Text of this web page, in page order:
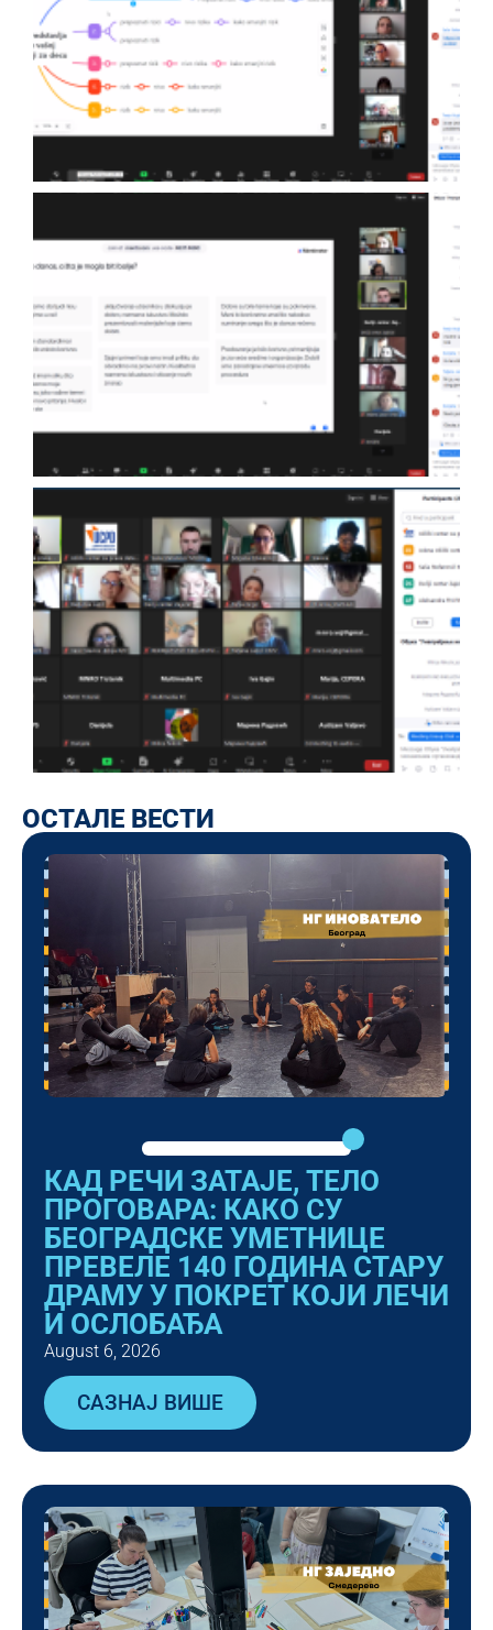
ОСТАЛЕ ВЕСТИ
КАД РЕЧИ ЗАТАЈЕ, ТЕЛО
ПРОГОВАРА: КАКО СУ
БЕОГРАДСКЕ УМЕТНИЦЕ
ПРЕВЕЛЕ 140 ГОДИНА СТАРУ
ДРАМУ У ПОКРЕТ КОЈИ ЛЕЧИ
И ОСЛОБАЂА
August 6, 2026
САЗНАЈ ВИШЕ